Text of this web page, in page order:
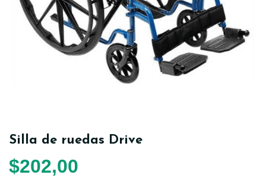
Silla de ruedas Drive
$202,00